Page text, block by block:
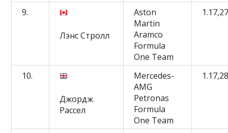
9.
Лэнс Стролл
Aston
Martin
Aramco
Formula
One Team
10.
Джордж
Рассел
Mercedes-
AMG
Petronas
Formula
One Team